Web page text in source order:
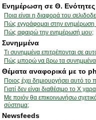
Ενημέρωση σε Θ. Ενότητες
Ποια είναι η διαφορά του
Πώς εγγράφομαι στην
Πώς αφαιρώ την ενημέρωσή μου;
Συνημμένα
Τι συνημμένα επιτρέπονται σε
Πώς μπορώ να βρω τα
Θέματα αναφορικά με το
Ποιος έχει δημιουργήσει αυτό
Γιατί δεν είναι διαθέσιμο το Χ
Με ποιόν θα επικοινωνήσω
σύστημα;
Newsfeeds